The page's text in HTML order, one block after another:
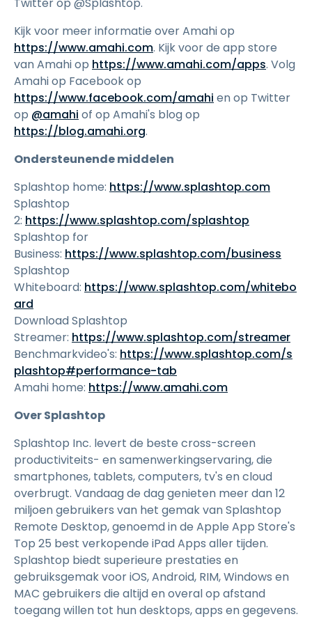
Kijk voor meer informatie over Amahi op
https://www.amahi.com. Kijk voor de app store
van Amahi op https://www.amahi.com/apps. Volg
Amahi op Facebook op
https://www.facebook.com/amahi en op Twitter
op @amahi of op Amahi's blog op
https://blog.amahi.org.
Ondersteunende middelen
Splashtop home: https://www.splashtop.com
Splashtop
2: https://www.splashtop.com/splashtop
Splashtop for
Business: https://www.splashtop.com/business
Splashtop
Whiteboard: https://www.splashtop.com/whitebo
ard
Download Splashtop
Streamer: https://www.splashtop.com/streamer
Benchmarkvideo's: https://www.splashtop.com/s
plashtop#performance-tab
Amahi home: https://www.amahi.com
Over Splashtop
Splashtop Inc. levert de beste cross-screen
productiviteits- en samenwerkingservaring, die
smartphones, tablets, computers, tv's en cloud
overbrugt. Vandaag de dag genieten meer dan 12
miljoen gebruikers van het gemak van Splashtop
Remote Desktop, genoemd in de Apple App Store's
Top 25 best verkopende iPad Apps aller tijden.
Splashtop biedt superieure prestaties en
gebruiksgemak voor iOS, Android, RIM, Windows en
MAC gebruikers die altijd en overal op afstand
toegang willen tot hun desktops, apps en gegevens.